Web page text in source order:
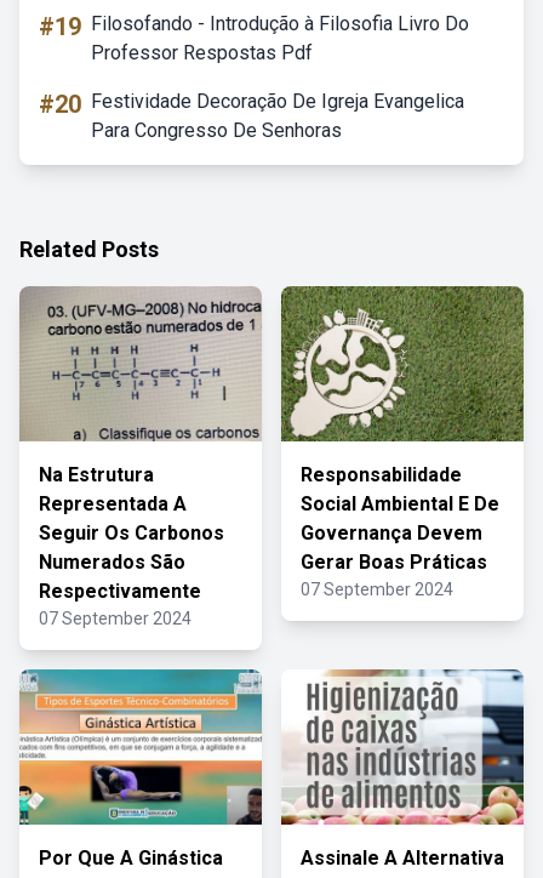
#19 Filosofando - Introdução à Filosofia Livro Do
Professor Respostas Pdf
#20 Festividade Decoração De Igreja Evangelica
Para Congresso De Senhoras
Related Posts
Na Estrutura
Representada A
Seguir Os Carbonos
Numerados São
Respectivamente
07 September 2024
Responsabilidade
Social Ambiental E De
Governança Devem
Gerar Boas Práticas
07 September 2024
Por Que A Ginástica
Assinale A Alternativa